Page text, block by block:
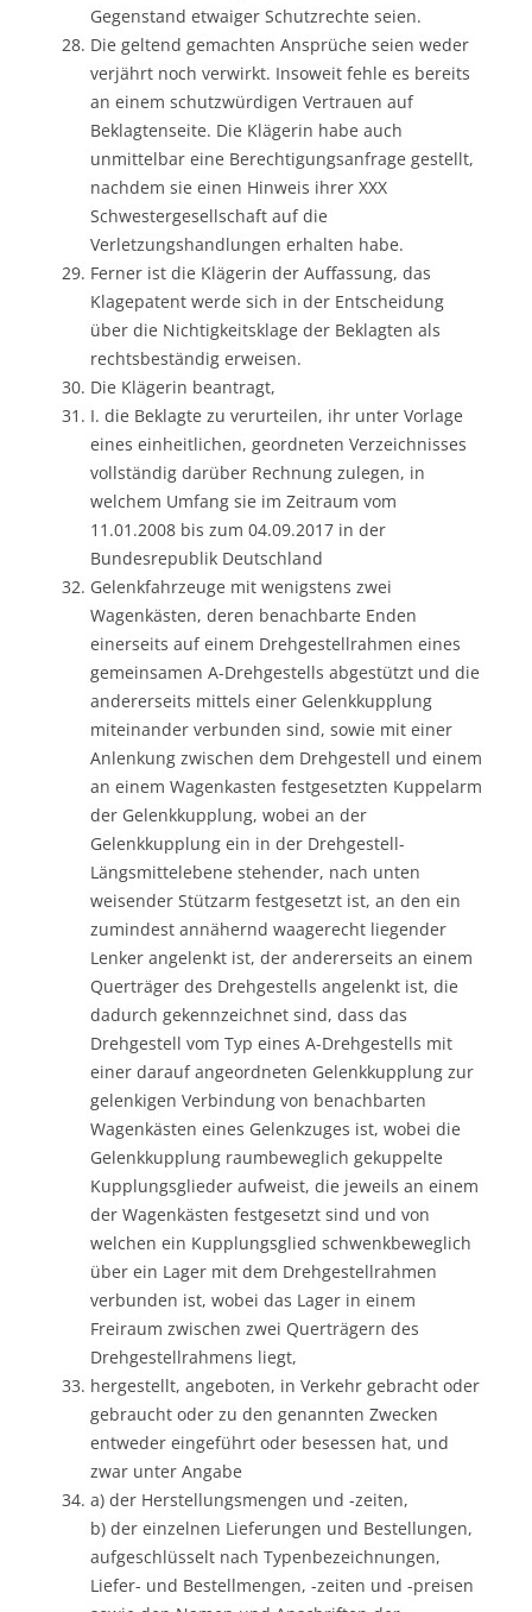
Gegenstand etwaiger Schutzrechte seien.
Die geltend gemachten Ansprüche seien weder
verjährt noch verwirkt. Insoweit fehle es bereits
an einem schutzwürdigen Vertrauen auf
Beklagtenseite. Die Klägerin habe auch
unmittelbar eine Berechtigungsanfrage gestellt,
nachdem sie einen Hinweis ihrer XXX
Schwestergesellschaft auf die
Verletzungshandlungen erhalten habe.
Ferner ist die Klägerin der Auffassung, das
Klagepatent werde sich in der Entscheidung
über die Nichtigkeitsklage der Beklagten als
rechtsbeständig erweisen.
Die Klägerin beantragt,
I. die Beklagte zu verurteilen, ihr unter Vorlage
eines einheitlichen, geordneten Verzeichnisses
vollständig darüber Rechnung zulegen, in
welchem Umfang sie im Zeitraum vom
11.01.2008 bis zum 04.09.2017 in der
Bundesrepublik Deutschland
Gelenkfahrzeuge mit wenigstens zwei
Wagenkästen, deren benachbarte Enden
einerseits auf einem Drehgestellrahmen eines
gemeinsamen A-Drehgestells abgestützt und die
andererseits mittels einer Gelenkkupplung
miteinander verbunden sind, sowie mit einer
Anlenkung zwischen dem Drehgestell und einem
an einem Wagenkasten festgesetzten Kuppelarm
der Gelenkkupplung, wobei an der
Gelenkkupplung ein in der Drehgestell-
Längsmittelebene stehender, nach unten
weisender Stützarm festgesetzt ist, an den ein
zumindest annähernd waagerecht liegender
Lenker angelenkt ist, der andererseits an einem
Querträger des Drehgestells angelenkt ist, die
dadurch gekennzeichnet sind, dass das
Drehgestell vom Typ eines A-Drehgestells mit
einer darauf angeordneten Gelenkkupplung zur
gelenkigen Verbindung von benachbarten
Wagenkästen eines Gelenkzuges ist, wobei die
Gelenkkupplung raumbeweglich gekuppelte
Kupplungsglieder aufweist, die jeweils an einem
der Wagenkästen festgesetzt sind und von
welchen ein Kupplungsglied schwenkbeweglich
über ein Lager mit dem Drehgestellrahmen
verbunden ist, wobei das Lager in einem
Freiraum zwischen zwei Querträgern des
Drehgestellrahmens liegt,
hergestellt, angeboten, in Verkehr gebracht oder
gebraucht oder zu den genannten Zwecken
entweder eingeführt oder besessen hat, und
zwar unter Angabe
a) der Herstellungsmengen und -zeiten,
b) der einzelnen Lieferungen und Bestellungen,
aufgeschlüsselt nach Typenbezeichnungen,
Liefer- und Bestellmengen, -zeiten und -preisen